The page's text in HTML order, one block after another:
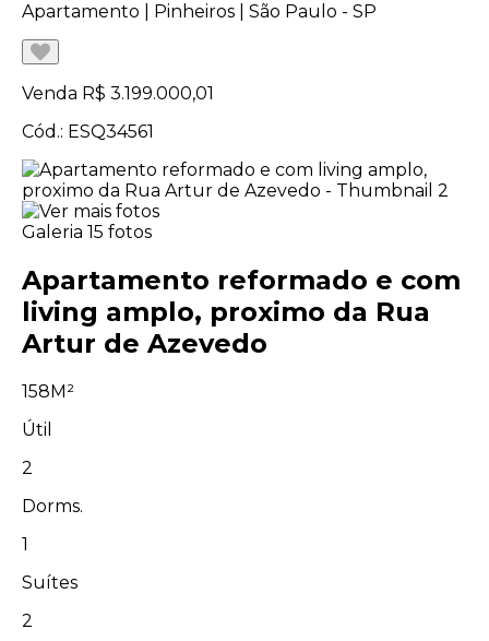
Apartamento | Pinheiros | São Paulo - SP
Venda R$ 3.199.000,01
Cód.: ESQ34561
Galeria 15 fotos
Apartamento reformado e com
living amplo, proximo da Rua
Artur de Azevedo
158M²
Útil
2
Dorms.
1
Suítes
2